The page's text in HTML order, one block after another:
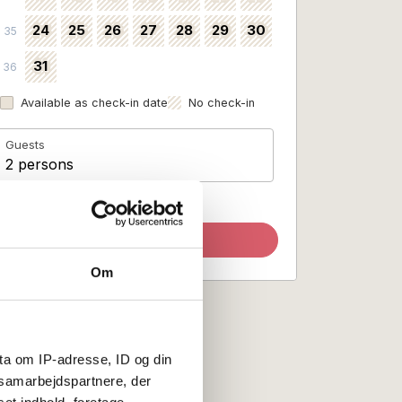
Om
om IP-adresse, ID og din
der
35 24 25 26 27 28 29 30
36 31
Available as check-in date No check-in
Guests
2 persons